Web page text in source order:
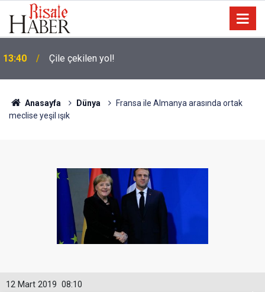
13:40 Çile çekilen yol!
Anasayfa Dünya
Fransa ile Almanya arasında ortak
meclise yeşil ışık
08:10
12 Mart 2019